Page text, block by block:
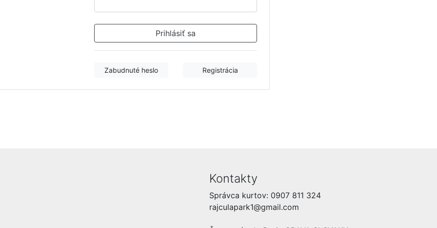
Zabudnuté heslo Registrácia
Kontakty
Správca kurtov: 0907 811 324
rajculapark1@gmail.com